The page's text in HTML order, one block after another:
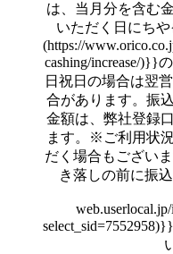
は、当月分を含む
いただく日にち
(https://
cashing/increase/)}}
日祝日の場合は翌
合があります。振
金額は、弊社登録
ます。※ご利用状
だく場合もござい
き落しの前に振